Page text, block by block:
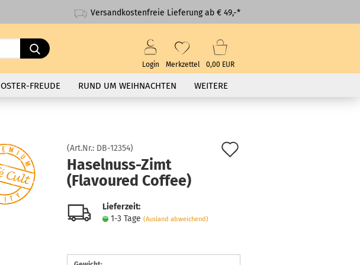
Versandkostenfreie Lieferung ab € 49,-*
Suche...
Login Merkzettel 0,00 EUR
OSTER-FREUDE RUND UM WEIHNACHTEN WEITERE
(Art.Nr.: DB-12354)
Haselnuss-Zimt
(Flavoured Coffee)
Lieferzeit:
1-3 Tage (Ausland abweichend)